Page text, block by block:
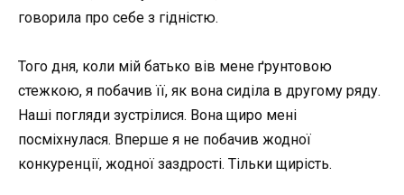
говорила про себе з гідністю.
Того дня, коли мій батько вів мене ґрунтовою
стежкою, я побачив її, як вона сиділа в другому ряду.
Наші погляди зустрілися. Вона щиро мені
посміхнулася. Вперше я не побачив жодної
конкуренції, жодної заздрості. Тільки щирість.